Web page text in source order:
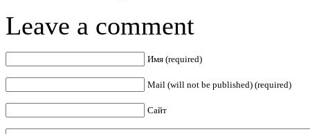
Leave a comment
Имя (required)
Mail (will not be published) (required)
Сайт